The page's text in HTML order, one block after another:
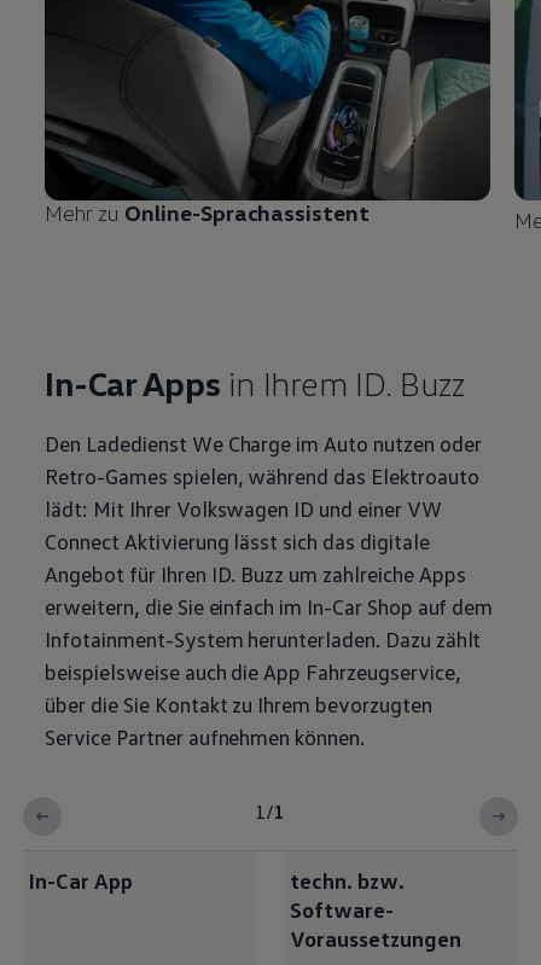
Mehr zu Online-Sprachassistent
In-Car Apps in Ihrem ID. Buzz
Den Ladedienst We Charge im Auto nutzen oder
Retro-Games spielen, während das Elektroauto
lädt: Mit Ihrer Volkswagen ID und einer VW
Connect Aktivierung lässt sich das digitale
Angebot für Ihren ID. Buzz um zahlreiche Apps
erweitern, die Sie einfach im In-Car Shop auf dem
Infotainment-System herunterladen. Dazu zählt
beispielsweise auch die App Fahrzeugservice,
über die Sie Kontakt zu Ihrem bevorzugten
Service Partner aufnehmen können.
1/1
In-Car App
techn. bzw.
Software-
Voraussetzungen